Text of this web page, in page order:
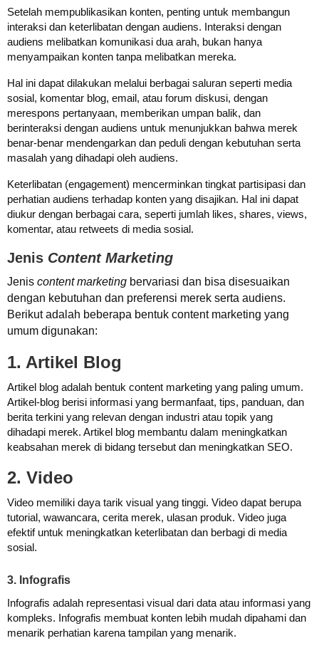
Setelah mempublikasikan konten, penting untuk membangun
interaksi dan keterlibatan dengan audiens. Interaksi dengan
audiens melibatkan komunikasi dua arah, bukan hanya
menyampaikan konten tanpa melibatkan mereka.
Hal ini dapat dilakukan melalui berbagai saluran seperti media
sosial, komentar blog, email, atau forum diskusi, dengan
merespons pertanyaan, memberikan umpan balik, dan
berinteraksi dengan audiens untuk menunjukkan bahwa merek
benar-benar mendengarkan dan peduli dengan kebutuhan serta
masalah yang dihadapi oleh audiens.
Keterlibatan (engagement) mencerminkan tingkat partisipasi dan
perhatian audiens terhadap konten yang disajikan. Hal ini dapat
diukur dengan berbagai cara, seperti jumlah likes, shares, views,
komentar, atau retweets di media sosial.
Jenis Content Marketing
Jenis content marketing bervariasi dan bisa disesuaikan
dengan kebutuhan dan preferensi merek serta audiens.
Berikut adalah beberapa bentuk content marketing yang
umum digunakan:
1. Artikel Blog
Artikel blog adalah bentuk content marketing yang paling umum.
Artikel-blog berisi informasi yang bermanfaat, tips, panduan, dan
berita terkini yang relevan dengan industri atau topik yang
dihadapi merek. Artikel blog membantu dalam meningkatkan
keabsahan merek di bidang tersebut dan meningkatkan SEO.
2. Video
Video memiliki daya tarik visual yang tinggi. Video dapat berupa
tutorial, wawancara, cerita merek, ulasan produk. Video juga
efektif untuk meningkatkan keterlibatan dan berbagi di media
sosial.
3. Infografis
Infografis adalah representasi visual dari data atau informasi yang
kompleks. Infografis membuat konten lebih mudah dipahami dan
menarik perhatian karena tampilan yang menarik.